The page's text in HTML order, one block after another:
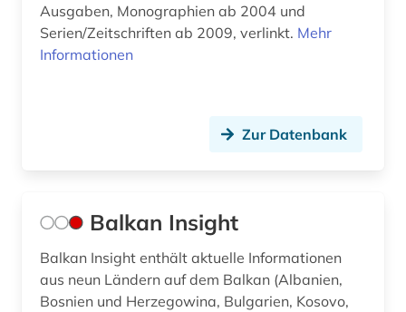
Ausgaben, Monographien ab 2004 und
Serien/Zeitschriften ab 2009, verlinkt. Mehr
Informationen
Zur Datenbank
Balkan Insight
Balkan Insight enthält aktuelle Informationen
aus neun Ländern auf dem Balkan (Albanien,
Bosnien und Herzegowina, Bulgarien, Kosovo,